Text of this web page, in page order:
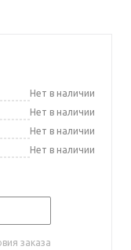
Нет в наличии
Нет в наличии
Нет в наличии
Нет в наличии
заказа